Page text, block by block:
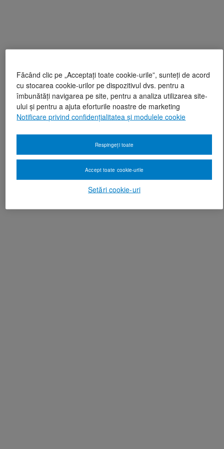
Făcând clic pe „Acceptați toate cookie-urile”, sunteți de acord
cu stocarea cookie-urilor pe dispozitivul dvs. pentru a
îmbunătăți navigarea pe site, pentru a analiza utilizarea site-
ului și pentru a ajuta eforturile noastre de marketing
Notificare privind confidențialitatea și modulele cookie
Setări cookie-uri
Respingeți toate
Accept toate cookie-urile